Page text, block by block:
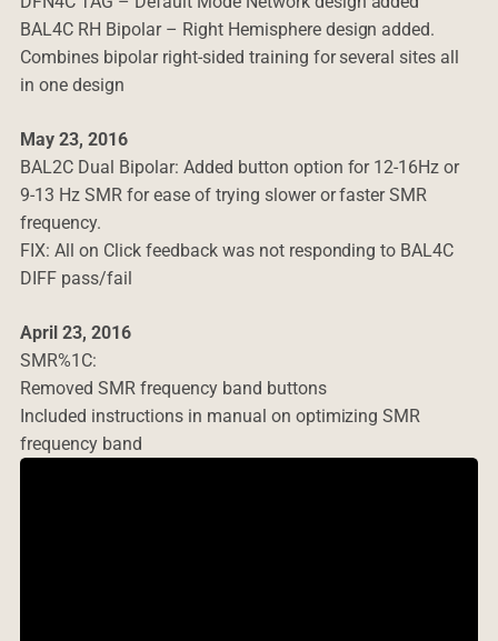
BAL4C RH Bipolar – Right Hemisphere design added.
Combines bipolar right-sided training for several sites all
in one design
May 23, 2016
BAL2C Dual Bipolar: Added button option for 12-16Hz or
9-13 Hz SMR for ease of trying slower or faster SMR
frequency.
FIX: All on Click feedback was not responding to BAL4C
DIFF pass/fail
April 23, 2016
SMR%1C:
Removed SMR frequency band buttons
Included instructions in manual on optimizing SMR
frequency band